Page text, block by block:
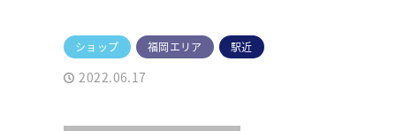
ショップ 福岡エリア 駅近
2022.06.17